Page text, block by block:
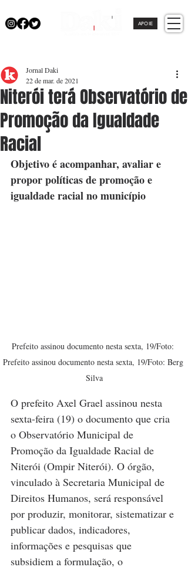
APOIE
Niterói terá Observatório de
Promoção da Igualdade
Racial
Jornal Daki
22 de mar. de 2021
Objetivo é acompanhar, avaliar e
propor políticas de promoção e
igualdade racial no município
Prefeito assinou documento nesta sexta, 19/Foto:
Prefeito assinou documento nesta sexta, 19/Foto: Berg
Silva
O prefeito Axel Grael assinou nesta
sexta-feira (19) o documento que cria
o Observatório Municipal de
Promoção da Igualdade Racial de
Niterói (Ompir Niterói). O órgão,
vinculado à Secretaria Municipal de
Direitos Humanos, será responsável
por produzir, monitorar, sistematizar e
publicar dados, indicadores,
informações e pesquisas que
subsidiem a formulação, o